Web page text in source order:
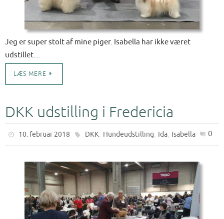
Jeg er super stolt af mine piger. Isabella har ikke været
udstillet…
LÆS MERE
DKK udstilling i Fredericia
10. februar 2018 DKK, Hundeudstilling, Ida, Isabella 0